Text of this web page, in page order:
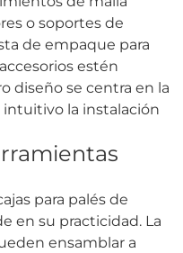
o soportes de
de empaque para
estén
diseño se centra en la
la instalación
para palés de
en su practicidad. La
ensamblar a